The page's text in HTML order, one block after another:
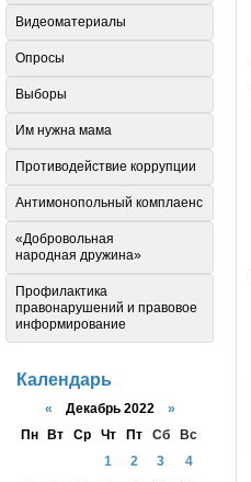
Видеоматериалы
Опросы
Выборы
Им нужна мама
Противодействие коррупции
Антимонопольный комплаенс
«Добровольная
народная дружина»
Профилактика
правонарушений и правовое
информирование
Календарь
« Декабрь 2022 »
Пн
Вт Ср Чт Пт Сб
Вс
1
2 3
4